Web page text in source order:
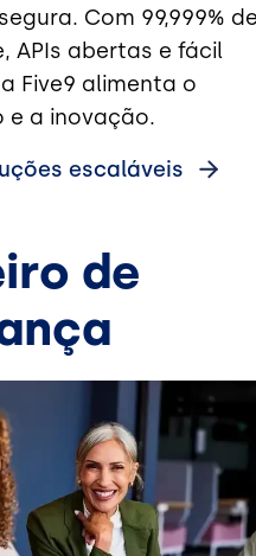
Com 99,999%
APIs abertas e fácil
Five9 alimenta o
e a inovação.
escaláveis
de